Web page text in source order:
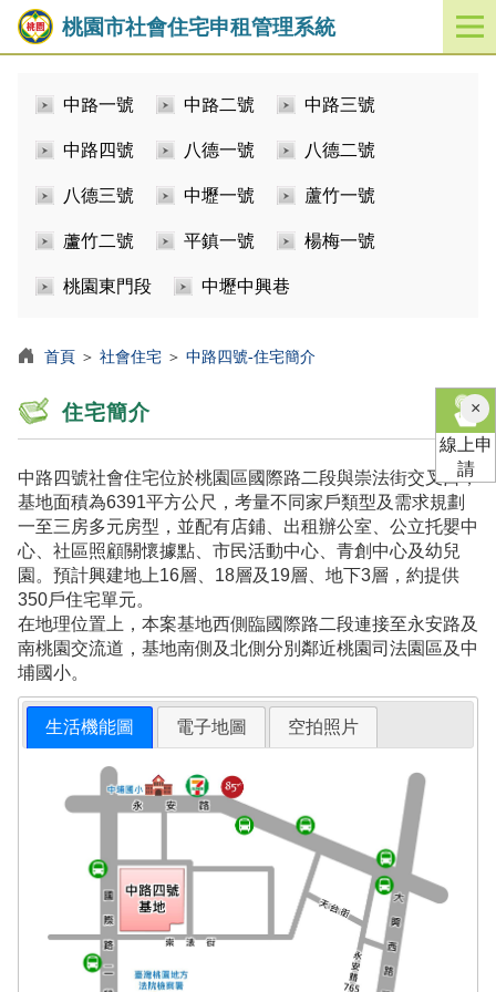
桃園市社會住宅申租管理系統
開
啟
中路一號 中路二號 中路三號
中路四號 八德一號 八德二號
八德三號 中壢一號 蘆竹一號
蘆竹二號 平鎮一號 楊梅一號
桃園東門段 中壢中興巷
首頁 ＞ 社會住宅 ＞ 中路四號-住宅簡介
住宅簡介
中路四號社會住宅位於桃園區國際路二段與崇法街交叉口，
基地面積為6391平方公尺，考量不同家戶類型及需求規劃
一至三房多元房型，並配有店鋪、出租辦公室、公立托嬰中
心、社區照顧關懷據點、市民活動中心、青創中心及幼兒
園。預計興建地上16層、18層及19層、地下3層，約提供
350戶住宅單元。
在地理位置上，本案基地西側臨國際路二段連接至永安路及
南桃園交流道，基地南側及北側分別鄰近桃園司法園區及中
埔國小。
生活機能圖 電子地圖 空拍照片
×關
閉
線上申
請